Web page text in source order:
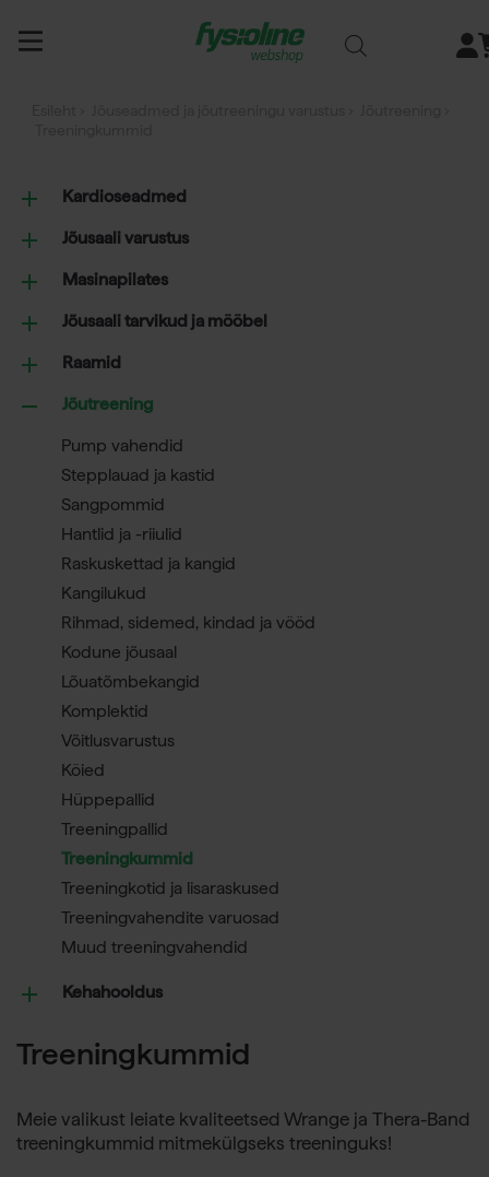
sisältöön
Kardioseadmed
Jõusaali varustus
Masinapilates
Jõusaali tarvikud ja mööbel
Raamid
Jõutreening
Pump vahendid
Stepplauad ja kastid
Sangpommid
Hantlid ja -riiulid
Raskuskettad ja kangid
Kangilukud
Rihmad, sidemed, kindad ja vööd
Kodune jõusaal
Lõuatõmbekangid
Komplektid
Võitlusvarustus
Köied
Hüppepallid
Treeningpallid
Treeningkummid
Treeningkotid ja lisaraskused
Treeningvahendite varuosad
Muud treeningvahendid
Kehahooldus
Treeningkummid
Meie valikust leiate kvaliteetsed Wrange ja Thera-Band
treeningkummid mitmekülgseks treeninguks!